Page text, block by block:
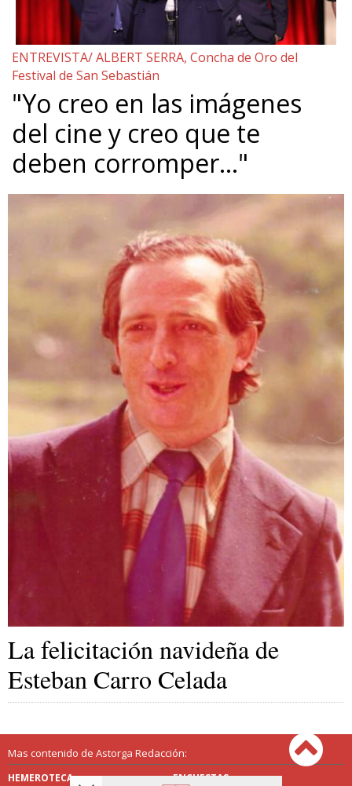
ENTREVISTA/ ALBERT SERRA, Concha de Oro del
Festival de San Sebastián
"Yo creo en las imágenes
del cine y creo que te
deben corromper…"
La felicitación navideña de
Esteban Carro Celada
Mas contenido de Astorga Redacción:
HEMEROTECA ENCUESTAS